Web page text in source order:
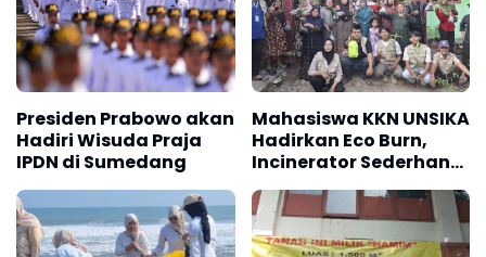
Presiden Prabowo akan
Hadiri Wisuda Praja
IPDN di Sumedang
Mahasiswa KKN UNSIKA
Hadirkan Eco Burn,
Incinerator Sederhana
untuk Mendukung
Pengelolaan Sampah
dan Penghijauan di
Desa Kertajaya